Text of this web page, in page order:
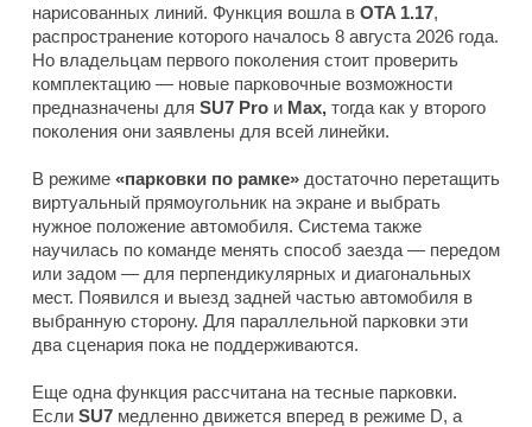
нарисованных линий. Функция вошла в OTA 1.17,
распространение которого началось 8 августа 2026 года.
Но владельцам первого поколения стоит проверить
комплектацию — новые парковочные возможности
предназначены для SU7 Pro и Max, тогда как у второго
поколения они заявлены для всей линейки.
В режиме «парковки по рамке» достаточно перетащить
виртуальный прямоугольник на экране и выбрать
нужное положение автомобиля. Система также
научилась по команде менять способ заезда — передом
или задом — для перпендикулярных и диагональных
мест. Появился и выезд задней частью автомобиля в
выбранную сторону. Для параллельной парковки эти
два сценария пока не поддерживаются.
Еще одна функция рассчитана на тесные парковки.
Если SU7 медленно движется вперед в режиме D, а